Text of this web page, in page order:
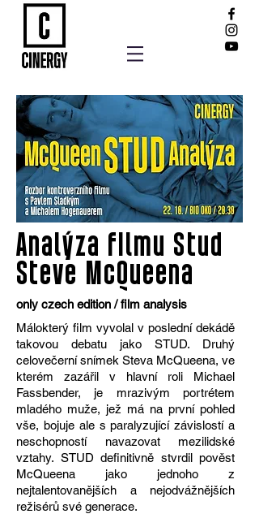
Analýza filmu Stud
Steve McQueena
only czech edition / film analysis
Málokterý film vyvolal v poslední dekádě
takovou debatu jako STUD. Druhý
celovečerní snímek Steva McQueena, ve
kterém zazářil v hlavní roli Michael
Fassbender, je mrazivým portrétem
mladého muže, jež má na první pohled
vše, bojuje ale s paralyzující závislostí a
neschopností navazovat mezilidské
vztahy. STUD definitivně stvrdil pověst
McQueena jako jednoho z
nejtalentovanějších a nejodvážnějších
režisérů své generace.